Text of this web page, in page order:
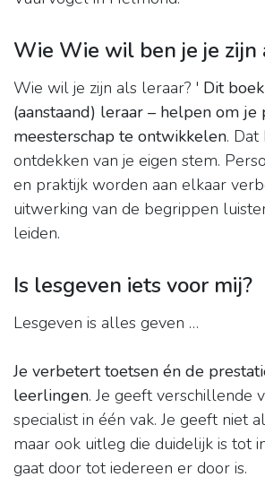
Wie Wie wil ben je je zijn
Wie wil je zijn als leraar? ' Dit
(aanstaand) leraar – helpen om je
meesterschap te ontwikkelen.
ontdekken van je eigen stem.
en praktijk worden aan elkaar
uitwerking van de begrippen
leiden.
Is lesgeven iets voor mij?
Lesgeven is alles geven …
Je verbetert toetsen én de
leerlingen. Je geeft verschillende
specialist in één vak. Je geeft niet
maar ook uitleg die duidelijk is tot
gaat door tot iedereen er door is.